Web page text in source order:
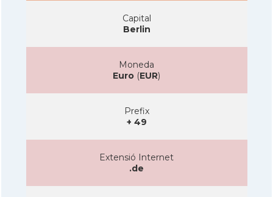
Capital
Berlin
Moneda
Euro (EUR)
Prefix
+ 49
Extensió Internet
.de